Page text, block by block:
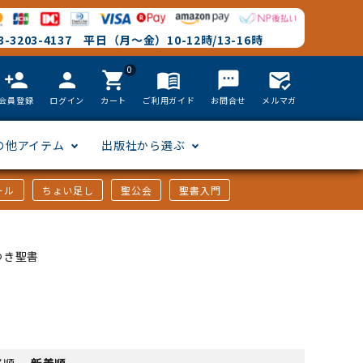
3203-4137 平日（月～金）10-12時/13-16時
person_add
員登録
person
ログイン
0
shopping_cart
カート
menu_book
ご利用ガイド
textsms
お問合せ
mark_email_read
メルマガ
他アイテム 出版社から選ぶ
ル ちょい足し 聖公会 聖書入門
聖書